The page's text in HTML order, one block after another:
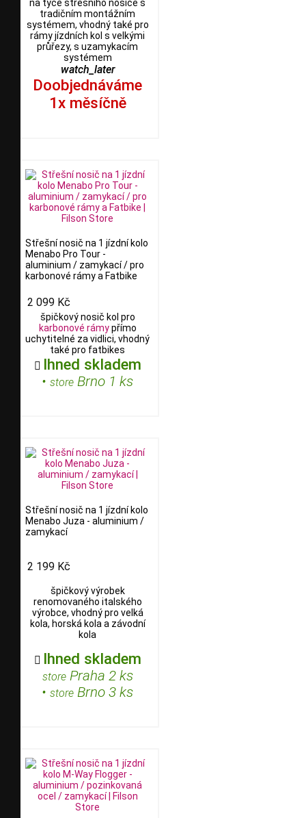
na tyče střešního nosiče s
tradičním montážním
systémem, vhodný také pro
rámy jízdních kol s velkými
průřezy, s uzamykacím
systémem
watch_later
Doobjednáváme
1x měsíčně
Střešní nosič na 1 jízdní kolo
Menabo Pro Tour -
aluminium / zamykací / pro
karbonové rámy a Fatbike
2 099 Kč
špičkový nosič kol pro
karbonové rámypřímo
uchytitelné za vidlici, vhodný
také pro fatbikes
 Ihned skladem
• store Brno 1 ks
Střešní nosič na 1 jízdní kolo
Menabo Juza - aluminium /
zamykací
2 199 Kč
špičkový výrobek
renomovaného italského
výrobce, vhodný pro velká
kola, horská kola a závodní
kola
 Ihned skladem
storePraha 2 ks
• store Brno 3 ks